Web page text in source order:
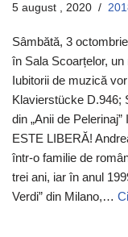
5 august , 2020
Sâmbătă, 3
în Sala Scoarțelor,
Iubitorii de muzică
Klavierstücke D.946;
din „Anii de
ESTE LIBERĂ!
într-o familie de
trei ani, iar în anul
Verdi” din Milano,…